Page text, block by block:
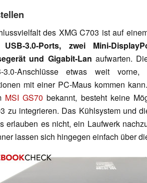
des XMG C703 ist auf
3.0-Ports, zwei Mini-
und Gigabit-Lan aufwarten.
3.0-Anschlüsse etwas weit
mit einer PC-Maus kommen
MSI GS70 bekannt, besteht keine
zu integrieren. Das Kühlsystem und
erlauben es nicht, ein Laufwerk
lassen sich hingegen einfach über